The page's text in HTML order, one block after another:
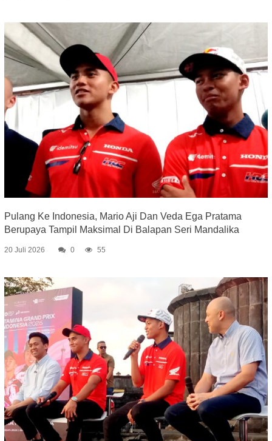
Pulang Ke Indonesia, Mario Aji Dan Veda Ega Pratama
Berupaya Tampil Maksimal Di Balapan Seri Mandalika
20 Juli 2026 0 55